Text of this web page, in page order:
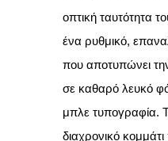
οπτική ταυτότητα
ένα ρυθμικό,
που αποτυπώνει
σε καθαρό λευκό
μπλε τυπογραφία.
διαχρονικό